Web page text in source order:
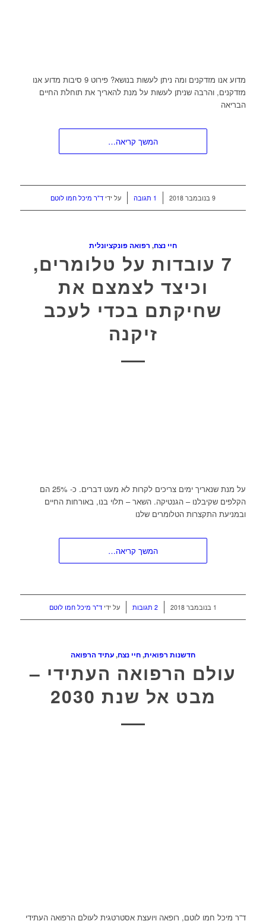
מדוע אנו מזדקנים ומה ניתן לעשות בנושא? פירוט 9 סיבות מדוע אנו
מזדקנים, והרבה שניתן לעשות על מנת להאריך את תוחלת החיים
הבריאה
המשך קריאה…
9 בנובמבר 2018 / 1 תגובה על ידי ד"ר מיכל חמו לוטם
חיי נצח, רפואה פונקציונלית
7 עובדות על טלומרים,
וכיצד לצמצם את
שחיקתם בכדי לעכב
זיקנה
על מנת שנאריך ימים צריכים לקרות לא מעט דברים. כ- 25% הם
הקלפים שקיבלנו – הגנטיקה. השאר – תלוי בנו, באורחות החיים
ובמניעת התקצרות הטלומרים שלנו
המשך קריאה…
1 בנובמבר 2018 / 2 תגובות על ידי ד"ר מיכל חמו לוטם
חדשנות רפואית,חיי נצח,עתיד הרפואה
עולם הרפואה העתידי –
מבט אל שנת 2030
ד”ר מיכל חמו לוטם, רופאה ויועצת אסטרטגית לעולם הרפואה העתידי